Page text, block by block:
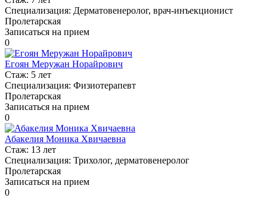
Специализация: Дерматовенеролог, врач-инъекционист
Пролетарская
Записаться на прием
0
Егоян Меружан Норайрович
Стаж: 5 лет
Специализация: Физиотерапевт
Пролетарская
Записаться на прием
0
Абакелия Моника Хвичаевна
Стаж: 13 лет
Специализация: Трихолог, дерматовенеролог
Пролетарская
Записаться на прием
0